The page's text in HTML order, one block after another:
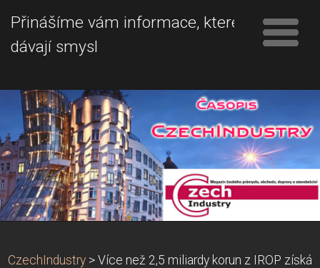
Přinášíme vám informace, které
dávají smysl
CzechIndustry > Více než 2,5 miliardy korun z IROP získá